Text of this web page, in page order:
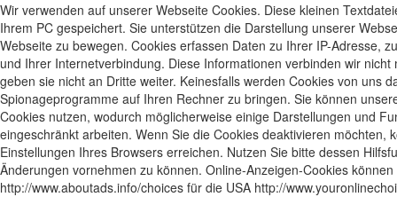
Wir verwenden auf unserer Webseite Cookies. Diese kleinen
Ihrem PC gespeichert. Sie unterstützen die Darstellung unserer
Webseite zu bewegen. Cookies erfassen Daten zu Ihrer IP-Adresse,
und Ihrer Internetverbindung. Diese Informationen verbinden wir
geben sie nicht an Dritte weiter. Keinesfalls werden Cookies von uns
Spionageprogramme auf Ihren Rechner zu bringen. Sie können
Cookies nutzen, wodurch möglicherweise einige Darstellungen und
eingeschränkt arbeiten. Wenn Sie die Cookies deaktivieren möchten,
Einstellungen Ihres Browsers erreichen. Nutzen Sie bitte dessen
Änderungen vornehmen zu können. Online-Anzeigen-Cookies
http://www.aboutads.info/choices für die USA http://